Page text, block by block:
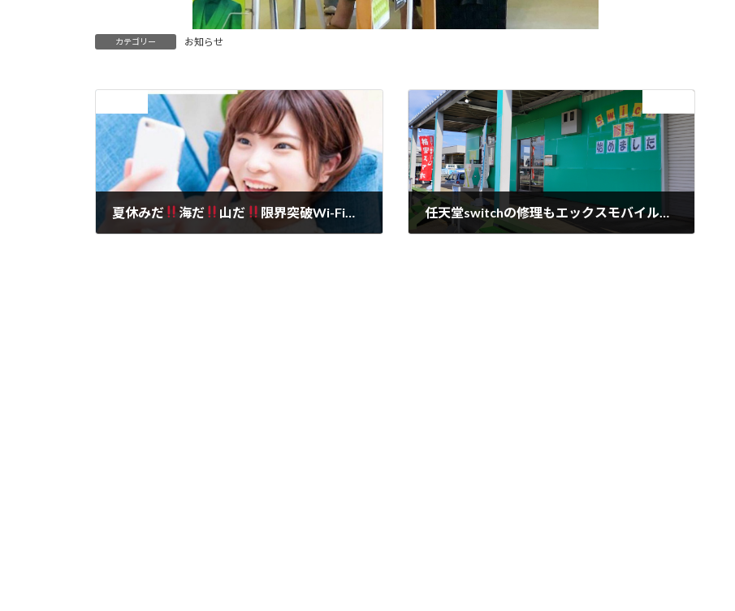
カテゴリー お知らせ
夏休みだ 海だ 山だ 限界突破Wi-Fiだ 任天堂switchの修理もエックスモバイル豊岡店で！！